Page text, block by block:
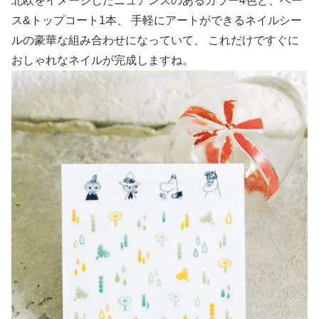
ス&トップコート1本、 手軽にアートができるネイルシー
ルの豪華な組み合わせになっていて、 これだけですぐに
おしゃれなネイルが完成しますね。